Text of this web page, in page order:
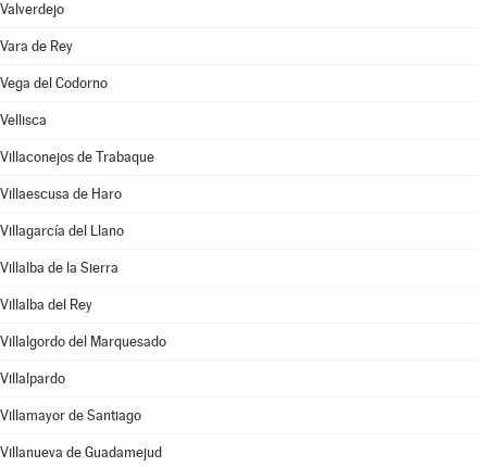
Valverdejo
Vara de Rey
Vega del Codorno
Vellisca
Villaconejos de Trabaque
Villaescusa de Haro
Villagarcía del Llano
Villalba de la Sierra
Villalba del Rey
Villalgordo del Marquesado
Villalpardo
Villamayor de Santiago
Villanueva de Guadamejud